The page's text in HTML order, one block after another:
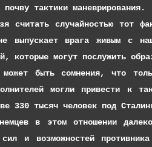
тактики маневрирования.
случайностью тот факт,
выпускает врага живым с
которые могут послужить
сомнения, что только
могли привести к
330 тысяч человек под
отношении далеко не
сил и возможностей